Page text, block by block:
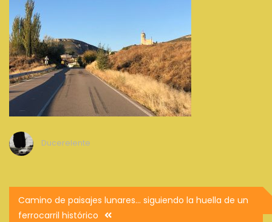
Ducerelente
Navegación
de
Camino de paisajes lunares… siguiendo la huella de un
ferrocarril histórico